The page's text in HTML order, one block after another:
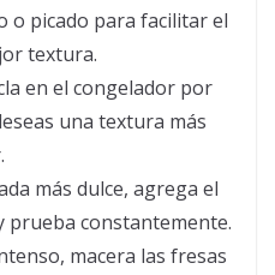
o picado para facilitar el
textura.
en el congelador por
una textura más
más dulce, agrega el
prueba constantemente.
macera las fresas